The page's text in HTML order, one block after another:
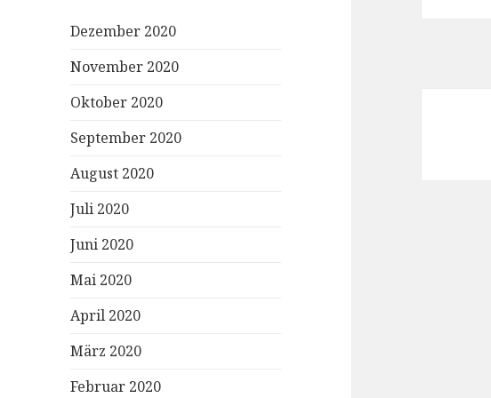
Dezember 2020
November 2020
Oktober 2020
September 2020
August 2020
Juli 2020
Juni 2020
Mai 2020
April 2020
März 2020
Februar 2020